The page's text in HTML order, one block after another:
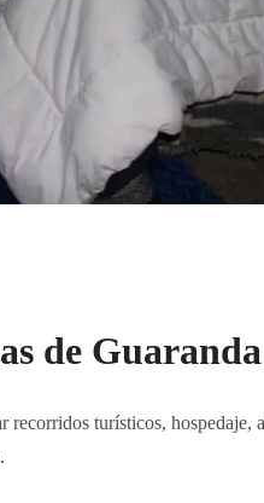
de Guaranda
recorridos turísticos,